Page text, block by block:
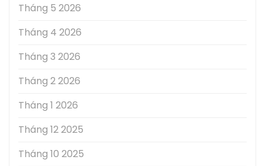
Tháng 5 2026
Tháng 4 2026
Tháng 3 2026
Tháng 2 2026
Tháng 1 2026
Tháng 12 2025
Tháng 10 2025